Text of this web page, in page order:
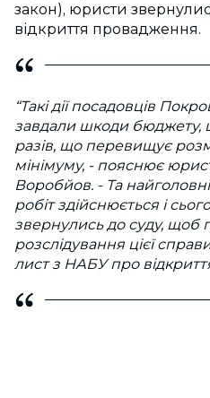
закон), юристи
відкриття провадження.
“Такі дії посадовців
завдали шкоди бюджету,
разів, що перевищує
мінімуму, - пояснює
Воробйов. - Та
робіт здійснюється і
звернулись до суду,
розслідування цієї
лист з НАБУ про